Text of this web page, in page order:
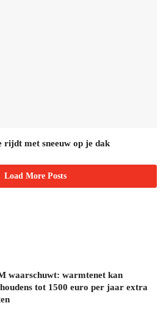
rijdt met sneeuw op je dak
Load More Posts
waarschuwt: warmtenet kan
tot 1500 euro per jaar extra